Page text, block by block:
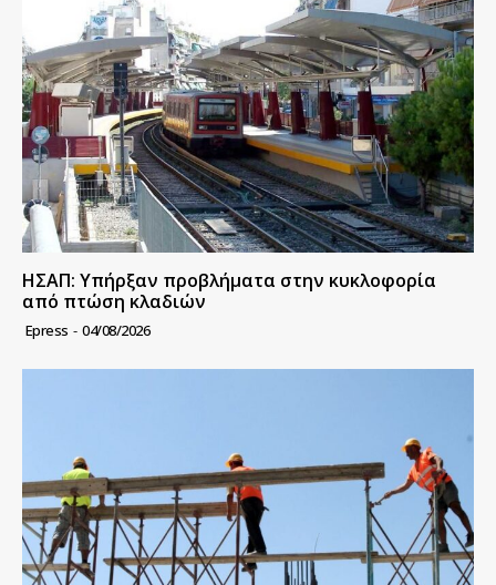
ΗΣΑΠ: Υπήρξαν προβλήματα στην κυκλοφορία
από πτώση κλαδιών
Epress - 04/08/2026